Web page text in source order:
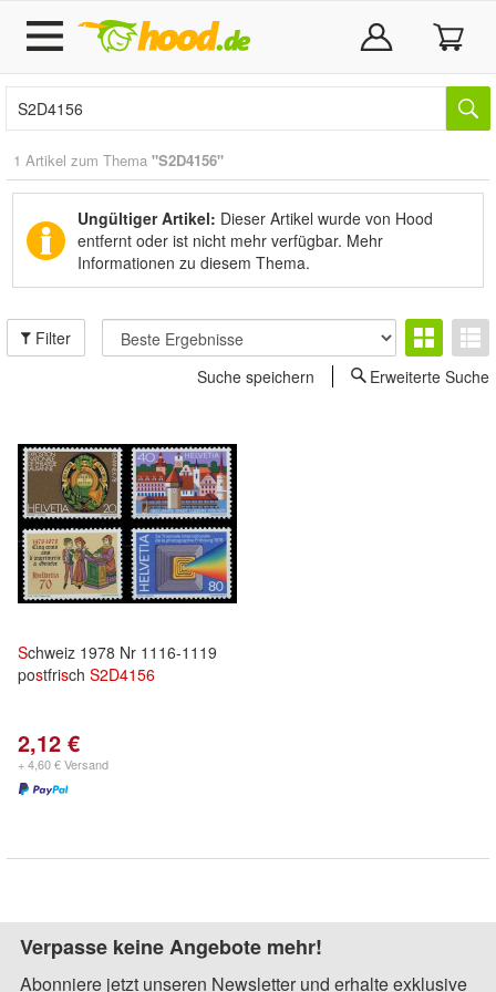
1 Artikel zum Thema "S2D4156"
Ungültiger Artikel: Dieser Artikel wurde von Hood
entfernt oder ist nicht mehr verfügbar. Mehr
Informationen zu diesem Thema.
Filter
Suche speichern
Erweiterte Suche
Schweiz 1978 Nr 1116-1119
postfrisch S2D4156
2,12 €
+ 4,60 € Versand
Verpasse keine Angebote mehr!
Abonniere jetzt unseren Newsletter und erhalte exklusive